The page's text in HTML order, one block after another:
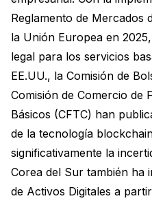
Reglamento de Mercados
la Unión Europea en
legal para los servicios
EE.UU., la Comisión de
Comisión de Comercio de
Básicos (CFTC) han
de la tecnología
significativamente la
Corea del Sur también ha
de Activos Digitales a